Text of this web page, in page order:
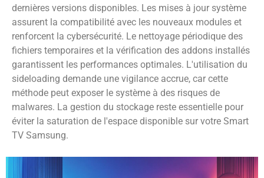
dernières versions disponibles. Les mises à jour système
assurent la compatibilité avec les nouveaux modules et
renforcent la cybersécurité. Le nettoyage périodique des
fichiers temporaires et la vérification des addons installés
garantissent les performances optimales. L'utilisation du
sideloading demande une vigilance accrue, car cette
méthode peut exposer le système à des risques de
malwares. La gestion du stockage reste essentielle pour
éviter la saturation de l'espace disponible sur votre Smart
TV Samsung.